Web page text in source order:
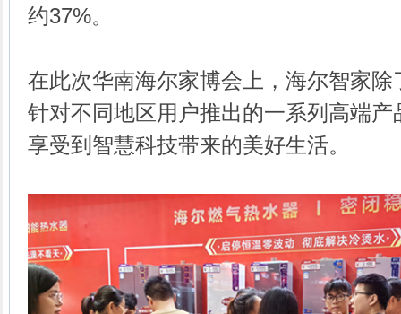
约37%。
在此次华南海尔家博会上，海尔智家
针对不同地区用户推出的一系列高端
享受到智慧科技带来的美好生活。